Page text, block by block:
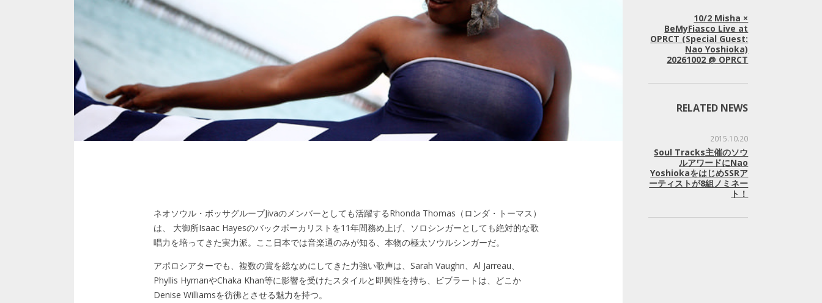
ネオソウル・ボッサグループJivaのメンバーとしても活躍するRhonda Thomas（ロンダ・トーマス）
は、 大御所Isaac Hayesのバックボーカリストを11年間務め上げ、ソロシンガーとしても絶対的な歌
唱力を培ってきた実力派。ここ日本では音楽通のみが知る、本物の極太ソウルシンガーだ。
アポロシアターでも、複数の賞を総なめにしてきた力強い歌声は、Sarah Vaughn、Al Jarreau、
Phyllis HymanやChaka Khan等に影響を受けたスタイルと即興性を持ち、ビブラートは、どこか
Denise Williamsを彷彿とさせる魅力を持つ。
10/2 Misha ×
BeMyFiasco Live at
OPRCT (Special Guest:
Nao Yoshioka)
20261002 @ OPRCT
RELATED NEWS
2015.10.20
Soul Tracks主催のソウ
ルアワードにNao
YoshiokaをはじめSSRア
ーティストが8組ノミネー
ト！